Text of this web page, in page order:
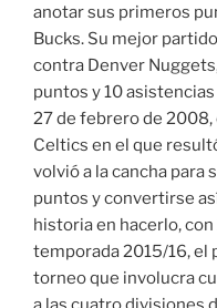
anotar sus primeros
Bucks. Su mejor
contra Denver
puntos y 10
27 de febrero de
Celtics en el que
volvió a la cancha para
puntos y convertirse
historia en hacerlo,
temporada 2015/16, el
torneo que involucra